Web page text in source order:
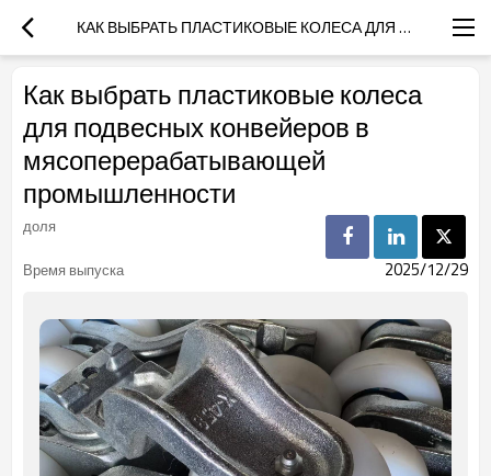
КАК ВЫБРАТЬ ПЛАСТИКОВЫЕ КОЛЕСА ДЛЯ ПОДВЕСНЫХ КОНВЕЙЕРОВ В МЯСОПЕРЕРАБАТЫВАЮЩЕЙ ПРОМЫШЛЕННОСТИ
Как выбрать пластиковые колеса
для подвесных конвейеров в
мясоперерабатывающей
промышленности
доля
Время выпуска
2025/12/29